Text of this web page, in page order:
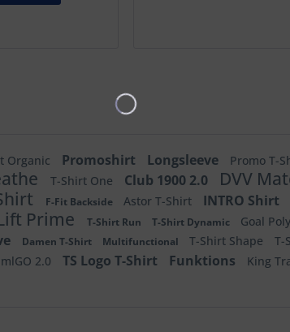
Organic Promoshirt Longsleeve Promo T-
T-Shirt One Club 1900 2.0 DVV
F-Fit Backside Astor T-Shirt INTRO Shirt
Prime T-Shirt Run T-Shirt Dynamic Goal
Damen T-Shirt Multifunctional T-Shirt Shape T-
2.0 TS Logo T-Shirt Funktions King